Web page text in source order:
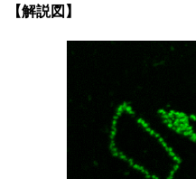
【解説図】